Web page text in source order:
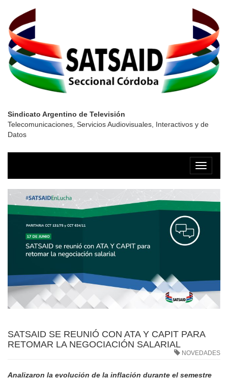
Sindicato Argentino de Televisión
Telecomunicaciones, Servicios Audiovisuales, Interactivos y de
Datos
Menú
SATSAID SE REUNIÓ CON ATA Y CAPIT PARA
RETOMAR LA NEGOCIACIÓN SALARIAL
NOVEDADES
Analizaron la evolución de la inflación durante el semestre